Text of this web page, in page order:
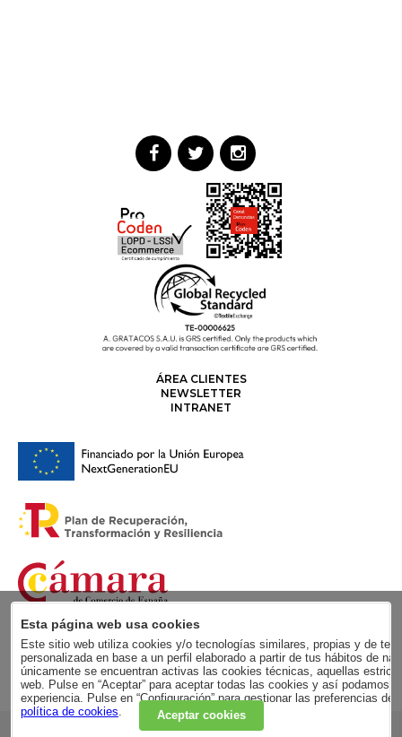
ÁREA CLIENTES
NEWSLETTER
INTRANET
Esta página web usa cookies
Este sitio web utiliza cookies y/o tecnologías similares, propias y de
personalizada en base a un perfil elaborado a partir de tus hábitos de
únicamente se encuentran activas las cookies técnicas, aquellas
web. Pulse en “Aceptar” para aceptar todas las cookies y así podamos
experiencia. Pulse en “Configuración” para gestionar las preferencias
política de cookies. Aceptar cookies